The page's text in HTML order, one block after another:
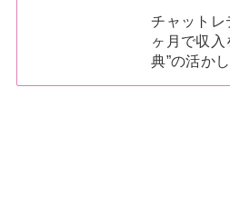
チャットレ
ヶ月で収入
典”の活か